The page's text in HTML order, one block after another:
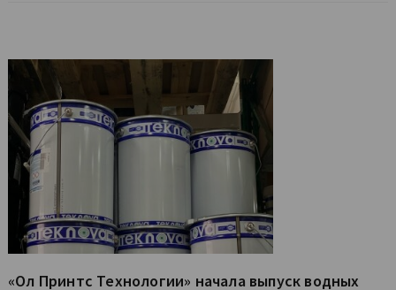
«Ол Принтс Технологии» начала выпуск водных